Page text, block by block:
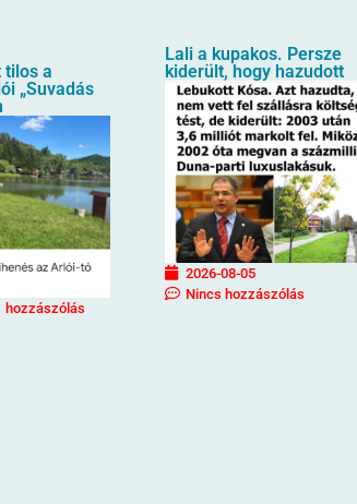
tilos a
„Suvadás
hozzászólás
Lali a kupakos. Persze
kiderült, hogy hazudott
2026-08-05
Nincs hozzászólás